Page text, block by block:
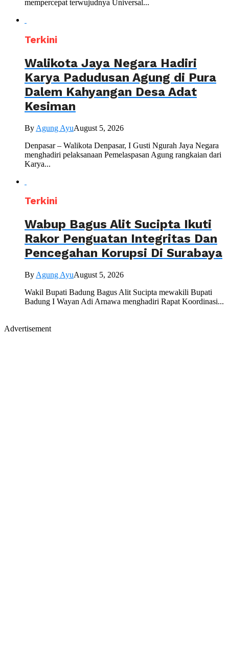
mempercepat terwujudnya Universal...
Terkini
Walikota Jaya Negara Hadiri
Karya Padudusan Agung di Pura
Dalem Kahyangan Desa Adat
Kesiman
By Agung AyuAugust 5, 2026
Denpasar – Walikota Denpasar, I Gusti Ngurah Jaya Negara
menghadiri pelaksanaan Pemelaspasan Agung rangkaian dari
Karya...
Terkini
Wabup Bagus Alit Sucipta Ikuti
Rakor Penguatan Integritas Dan
Pencegahan Korupsi Di Surabaya
By Agung AyuAugust 5, 2026
Wakil Bupati Badung Bagus Alit Sucipta mewakili Bupati
Badung I Wayan Adi Arnawa menghadiri Rapat Koordinasi...
Advertisement